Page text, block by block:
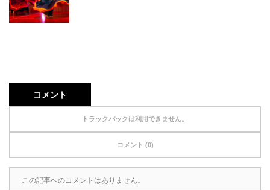
コメント
トラックバックは利用できません。
コメント (0)
この記事へのコメントはありません。